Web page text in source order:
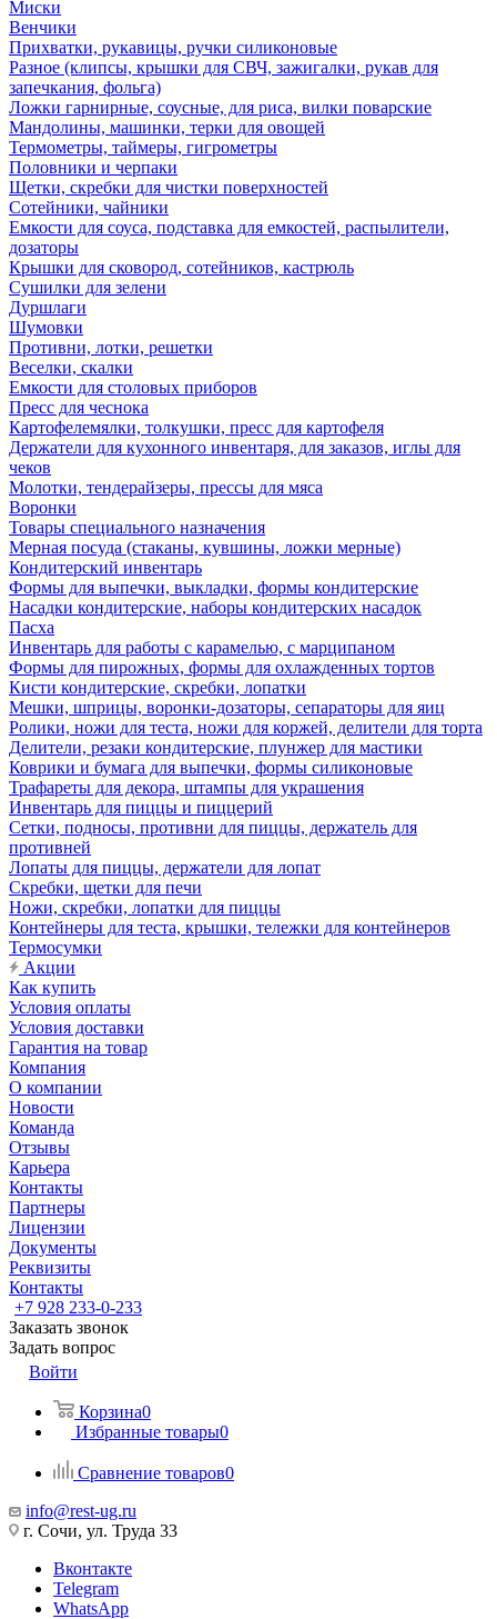
Миски
Венчики
Прихватки, рукавицы, ручки силиконовые
Разное (клипсы, крышки для СВЧ, зажигалки, рукав для
запечкания, фольга)
Ложки гарнирные, соусные, для риса, вилки поварские
Мандолины, машинки, терки для овощей
Термометры, таймеры, гигрометры
Половники и черпаки
Щетки, скребки для чистки поверхностей
Сотейники, чайники
Емкости для соуса, подставка для емкостей, распылители,
дозаторы
Крышки для сковород, сотейников, кастрюль
Сушилки для зелени
Дуршлаги
Шумовки
Противни, лотки, решетки
Веселки, скалки
Емкости для столовых приборов
Пресс для чеснока
Картофелемялки, толкушки, пресс для картофеля
Держатели для кухонного инвентаря, для заказов, иглы для
чеков
Молотки, тендерайзеры, прессы для мяса
Воронки
Товары специального назначения
Мерная посуда (стаканы, кувшины, ложки мерные)
Кондитерский инвентарь
Формы для выпечки, выкладки, формы кондитерские
Насадки кондитерские, наборы кондитерских насадок
Пасха
Инвентарь для работы с карамелью, с марципаном
Формы для пирожных, формы для охлажденных тортов
Кисти кондитерские, скребки, лопатки
Мешки, шприцы, воронки-дозаторы, сепараторы для яиц
Ролики, ножи для теста, ножи для коржей, делители для торта
Делители, резаки кондитерские, плунжер для мастики
Коврики и бумага для выпечки, формы силиконовые
Трафареты для декора, штампы для украшения
Инвентарь для пиццы и пиццерий
Сетки, подносы, противни для пиццы, держатель для
противней
Лопаты для пиццы, держатели для лопат
Скребки, щетки для печи
Ножи, скребки, лопатки для пиццы
Контейнеры для теста, крышки, тележки для контейнеров
Термосумки
Акции
Как купить
Условия оплаты
Условия доставки
Гарантия на товар
Компания
О компании
Новости
Команда
Отзывы
Карьера
Контакты
Партнеры
Лицензии
Документы
Реквизиты
Контакты
+7 928 233-0-233
Заказать звонок
Задать вопрос
Войти
Корзина0
Избранные товары0
Сравнение товаров0
info@rest-ug.ru
г. Сочи, ул. Труда 33
Вконтакте
Telegram
WhatsApp